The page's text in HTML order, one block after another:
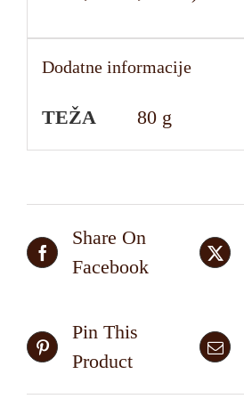
Dodatne informacije
TEŽA 80 g
Share On
Facebook
Pin This
Product